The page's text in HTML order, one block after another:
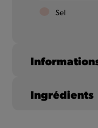
Sel
Ingrédients